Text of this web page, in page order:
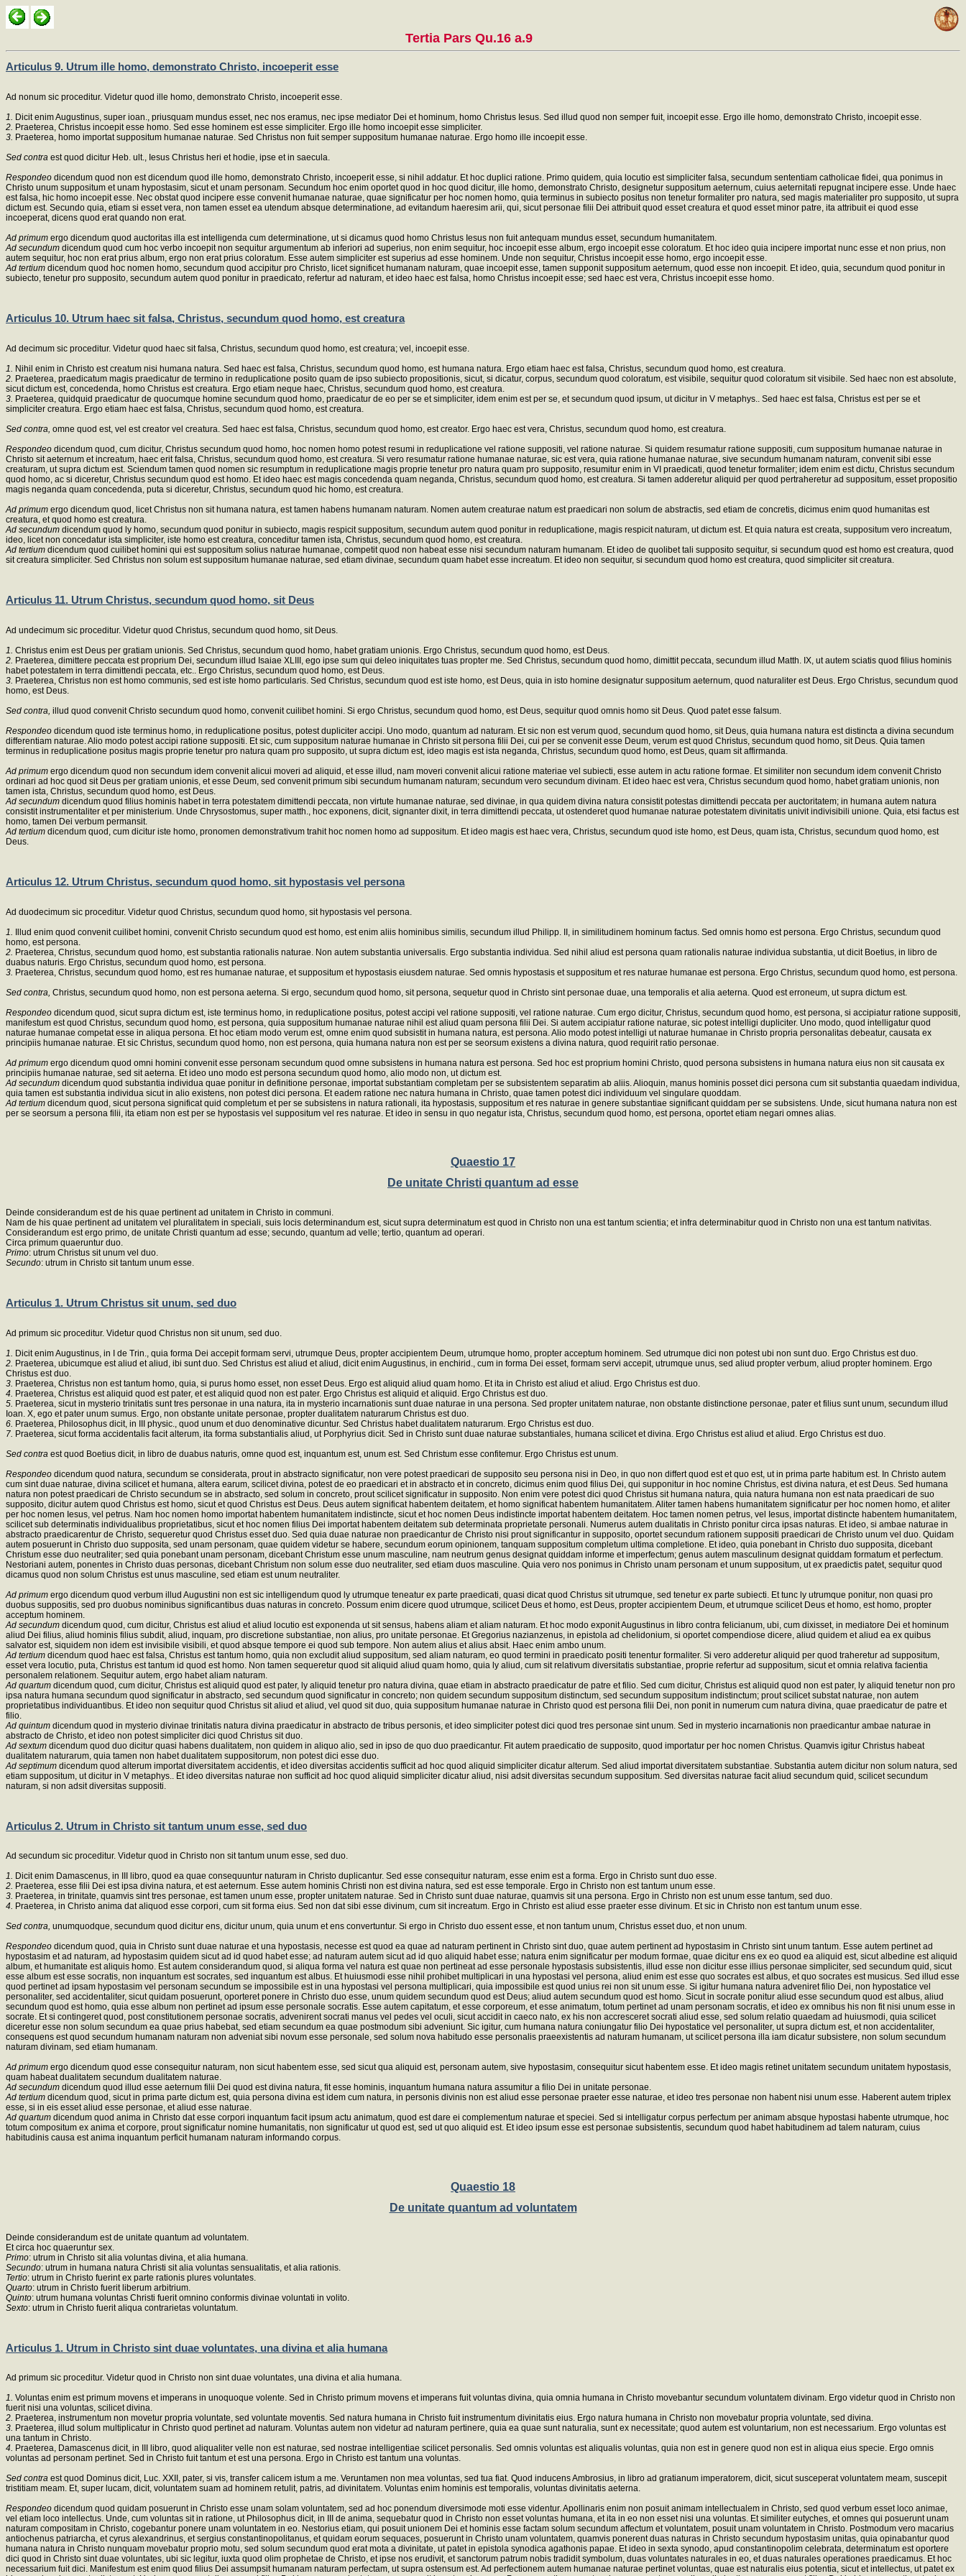
Tertia Pars Qu.16 a.9
Articulus 9. Utrum ille homo, demonstrato Christo, incoeperit esse
Ad nonum sic proceditur. Videtur quod ille homo, demonstrato Christo, incoeperit esse.
1. Dicit enim Augustinus, super ioan., priusquam mundus esset, nec nos eramus, nec ipse mediator Dei et hominum, homo Christus Iesus. Sed illud quod non semper fuit, incoepit esse. Ergo ille homo, demonstrato Christo, incoepit esse.
2. Praeterea, Christus incoepit esse homo. Sed esse hominem est esse simpliciter. Ergo ille homo incoepit esse simpliciter.
3. Praeterea, homo importat suppositum humanae naturae. Sed Christus non fuit semper suppositum humanae naturae. Ergo homo ille incoepit esse.
Sed contra est quod dicitur Heb. ult., Iesus Christus heri et hodie, ipse et in saecula.
Respondeo dicendum quod non est dicendum quod ille homo, demonstrato Christo, incoeperit esse, si nihil addatur. Et hoc duplici ratione. Primo quidem, quia locutio est simpliciter falsa, secundum sententiam catholicae fidei, qua ponimus in
Christo unum suppositum et unam hypostasim, sicut et unam personam. Secundum hoc enim oportet quod in hoc quod dicitur, ille homo, demonstrato Christo, designetur suppositum aeternum, cuius aeternitati repugnat incipere esse. Unde haec
est falsa, hic homo incoepit esse. Nec obstat quod incipere esse convenit humanae naturae, quae significatur per hoc nomen homo, quia terminus in subiecto positus non tenetur formaliter pro natura, sed magis materialiter pro supposito, ut supra
dictum est. Secundo quia, etiam si esset vera, non tamen esset ea utendum absque determinatione, ad evitandum haeresim arii, qui, sicut personae filii Dei attribuit quod esset creatura et quod esset minor patre, ita attribuit ei quod esse
incoeperat, dicens quod erat quando non erat.
Ad primum ergo dicendum quod auctoritas illa est intelligenda cum determinatione, ut si dicamus quod homo Christus Iesus non fuit antequam mundus esset, secundum humanitatem.
Ad secundum dicendum quod cum hoc verbo incoepit non sequitur argumentum ab inferiori ad superius, non enim sequitur, hoc incoepit esse album, ergo incoepit esse coloratum. Et hoc ideo quia incipere importat nunc esse et non prius, non
autem sequitur, hoc non erat prius album, ergo non erat prius coloratum. Esse autem simpliciter est superius ad esse hominem. Unde non sequitur, Christus incoepit esse homo, ergo incoepit esse.
Ad tertium dicendum quod hoc nomen homo, secundum quod accipitur pro Christo, licet significet humanam naturam, quae incoepit esse, tamen supponit suppositum aeternum, quod esse non incoepit. Et ideo, quia, secundum quod ponitur in
subiecto, tenetur pro supposito, secundum autem quod ponitur in praedicato, refertur ad naturam, et ideo haec est falsa, homo Christus incoepit esse; sed haec est vera, Christus incoepit esse homo.
Articulus 10. Utrum haec sit falsa, Christus, secundum quod homo, est creatura
Ad decimum sic proceditur. Videtur quod haec sit falsa, Christus, secundum quod homo, est creatura; vel, incoepit esse.
1.
Nihil enim in Christo est creatum nisi humana natura. Sed haec est falsa, Christus, secundum quod homo, est humana natura. Ergo etiam haec est falsa, Christus, secundum quod homo, est creatura.
2. Praeterea, praedicatum magis praedicatur de termino in reduplicatione posito quam de ipso subiecto propositionis, sicut, si dicatur, corpus, secundum quod coloratum, est visibile, sequitur quod coloratum sit visibile. Sed haec non est absolute,
sicut dictum est, concedenda, homo Christus est creatura. Ergo etiam neque haec, Christus, secundum quod homo, est creatura.
3. Praeterea, quidquid praedicatur de quocumque homine secundum quod homo, praedicatur de eo per se et simpliciter, idem enim est per se, et secundum quod ipsum, ut dicitur in V metaphys.. Sed haec est falsa, Christus est per se et
simpliciter creatura. Ergo etiam haec est falsa, Christus, secundum quod homo, est creatura.
Sed contra, omne quod est, vel est creator vel creatura. Sed haec est falsa, Christus, secundum quod homo, est creator. Ergo haec est vera, Christus, secundum quod homo, est creatura.
Respondeo dicendum quod, cum dicitur, Christus secundum quod homo, hoc nomen homo potest resumi in reduplicatione vel ratione suppositi, vel ratione naturae. Si quidem resumatur ratione suppositi, cum suppositum humanae naturae in
Christo sit aeternum et increatum, haec erit falsa, Christus, secundum quod homo, est creatura. Si vero resumatur ratione humanae naturae, sic est vera, quia ratione humanae naturae, sive secundum humanam naturam, convenit sibi esse
creaturam, ut supra dictum est. Sciendum tamen quod nomen sic resumptum in reduplicatione magis proprie tenetur pro natura quam pro supposito, resumitur enim in VI praedicati, quod tenetur formaliter; idem enim est dictu, Christus secundum
quod homo, ac si diceretur, Christus secundum quod est homo. Et ideo haec est magis concedenda quam neganda, Christus, secundum quod homo, est creatura. Si tamen adderetur aliquid per quod pertraheretur ad suppositum, esset propositio
magis neganda quam concedenda, puta si diceretur, Christus, secundum quod hic homo, est creatura.
Ad primum ergo dicendum quod, licet Christus non sit humana natura, est tamen habens humanam naturam. Nomen autem creaturae natum est praedicari non solum de abstractis, sed etiam de concretis, dicimus enim quod humanitas est
creatura, et quod homo est creatura.
Ad secundum dicendum quod ly homo, secundum quod ponitur in subiecto, magis respicit suppositum, secundum autem quod ponitur in reduplicatione, magis respicit naturam, ut dictum est. Et quia natura est creata, suppositum vero increatum,
ideo, licet non concedatur ista simpliciter, iste homo est creatura, conceditur tamen ista, Christus, secundum quod homo, est creatura.
Ad tertium dicendum quod cuilibet homini qui est suppositum solius naturae humanae, competit quod non habeat esse nisi secundum naturam humanam. Et ideo de quolibet tali supposito sequitur, si secundum quod est homo est creatura, quod
sit creatura simpliciter. Sed Christus non solum est suppositum humanae naturae, sed etiam divinae, secundum quam habet esse increatum. Et ideo non sequitur, si secundum quod homo est creatura, quod simpliciter sit creatura.
Articulus 11. Utrum Christus, secundum quod homo, sit Deus
Ad undecimum sic proceditur. Videtur quod Christus, secundum quod homo, sit Deus.
1. Christus enim est Deus per gratiam unionis. Sed Christus, secundum quod homo, habet gratiam unionis. Ergo Christus, secundum quod homo, est Deus.
2. Praeterea, dimittere peccata est proprium Dei, secundum illud Isaiae XLIII, ego ipse sum qui deleo iniquitates tuas propter me. Sed Christus, secundum quod homo, dimittit peccata, secundum illud Matth. IX, ut autem sciatis quod filius hominis
habet potestatem in terra dimittendi peccata, etc.. Ergo Christus, secundum quod homo, est Deus.
3. Praeterea, Christus non est homo communis, sed est iste homo particularis. Sed Christus, secundum quod est iste homo, est Deus, quia in isto homine designatur suppositum aeternum, quod naturaliter est Deus. Ergo Christus, secundum quod
homo, est Deus.
Sed contra, illud quod convenit Christo secundum quod homo, convenit cuilibet homini. Si ergo Christus, secundum quod homo, est Deus, sequitur quod omnis homo sit Deus. Quod patet esse falsum.
Respondeo dicendum quod iste terminus homo, in reduplicatione positus, potest dupliciter accipi. Uno modo, quantum ad naturam. Et sic non est verum quod, secundum quod homo, sit Deus, quia humana natura est distincta a divina secundum
differentiam naturae. Alio modo potest accipi ratione suppositi. Et sic, cum suppositum naturae humanae in Christo sit persona filii Dei, cui per se convenit esse Deum, verum est quod Christus, secundum quod homo, sit Deus. Quia tamen
terminus in reduplicatione positus magis proprie tenetur pro natura quam pro supposito, ut supra dictum est, ideo magis est ista neganda, Christus, secundum quod homo, est Deus, quam sit affirmanda.
Ad primum ergo dicendum quod non secundum idem convenit alicui moveri ad aliquid, et esse illud, nam moveri convenit alicui ratione materiae vel subiecti, esse autem in actu ratione formae. Et similiter non secundum idem convenit Christo
ordinari ad hoc quod sit Deus per gratiam unionis, et esse Deum, sed convenit primum sibi secundum humanam naturam; secundum vero secundum divinam. Et ideo haec est vera, Christus secundum quod homo, habet gratiam unionis, non
tamen ista, Christus, secundum quod homo, est Deus.
Ad secundum dicendum quod filius hominis habet in terra potestatem dimittendi peccata, non virtute humanae naturae, sed divinae, in qua quidem divina natura consistit potestas dimittendi peccata per auctoritatem; in humana autem natura
consistit instrumentaliter et per ministerium. Unde Chrysostomus, super matth., hoc exponens, dicit, signanter dixit, in terra dimittendi peccata, ut ostenderet quod humanae naturae potestatem divinitatis univit indivisibili unione. Quia, etsi factus est
homo, tamen Dei verbum permansit.
Ad tertium dicendum quod, cum dicitur iste homo, pronomen demonstrativum trahit hoc nomen homo ad suppositum. Et ideo magis est haec vera, Christus, secundum quod iste homo, est Deus, quam ista, Christus, secundum quod homo, est
Deus.
Articulus 12. Utrum Christus, secundum quod homo, sit hypostasis vel persona
Ad duodecimum sic proceditur. Videtur quod Christus, secundum quod homo, sit hypostasis vel persona.
1.
Illud enim quod convenit cuilibet homini, convenit Christo secundum quod est homo, est enim aliis hominibus similis, secundum illud Philipp. II, in similitudinem hominum factus. Sed omnis homo est persona. Ergo Christus, secundum quod
homo, est persona.
2. Praeterea, Christus, secundum quod homo, est substantia rationalis naturae. Non autem substantia universalis. Ergo substantia individua. Sed nihil aliud est persona quam rationalis naturae individua substantia, ut dicit Boetius, in libro de
duabus naturis. Ergo Christus, secundum quod homo, est persona.
3. Praeterea, Christus, secundum quod homo, est res humanae naturae, et suppositum et hypostasis eiusdem naturae. Sed omnis hypostasis et suppositum et res naturae humanae est persona. Ergo Christus, secundum quod homo, est persona.
Sed contra, Christus, secundum quod homo, non est persona aeterna. Si ergo, secundum quod homo, sit persona, sequetur quod in Christo sint personae duae, una temporalis et alia aeterna. Quod est erroneum, ut supra dictum est.
Respondeo dicendum quod, sicut supra dictum est, iste terminus homo, in reduplicatione positus, potest accipi vel ratione suppositi, vel ratione naturae. Cum ergo dicitur, Christus, secundum quod homo, est persona, si accipiatur ratione suppositi,
manifestum est quod Christus, secundum quod homo, est persona, quia suppositum humanae naturae nihil est aliud quam persona filii Dei. Si autem accipiatur ratione naturae, sic potest intelligi dupliciter. Uno modo, quod intelligatur quod
naturae humanae competat esse in aliqua persona. Et hoc etiam modo verum est, omne enim quod subsistit in humana natura, est persona. Alio modo potest intelligi ut naturae humanae in Christo propria personalitas debeatur, causata ex
principiis humanae naturae. Et sic Christus, secundum quod homo, non est persona, quia humana natura non est per se seorsum existens a divina natura, quod requirit ratio personae.
Ad primum ergo dicendum quod omni homini convenit esse personam secundum quod omne subsistens in humana natura est persona. Sed hoc est proprium homini Christo, quod persona subsistens in humana natura eius non sit causata ex
principiis humanae naturae, sed sit aeterna. Et ideo uno modo est persona secundum quod homo, alio modo non, ut dictum est.
Ad secundum dicendum quod substantia individua quae ponitur in definitione personae, importat substantiam completam per se subsistentem separatim ab aliis. Alioquin, manus hominis posset dici persona cum sit substantia quaedam individua,
quia tamen est substantia individua sicut in alio existens, non potest dici persona. Et eadem ratione nec natura humana in Christo, quae tamen potest dici individuum vel singulare quoddam.
Ad tertium dicendum quod, sicut persona significat quid completum et per se subsistens in natura rationali, ita hypostasis, suppositum et res naturae in genere substantiae significant quiddam per se subsistens. Unde, sicut humana natura non est
per se seorsum a persona filii, ita etiam non est per se hypostasis vel suppositum vel res naturae. Et ideo in sensu in quo negatur ista, Christus, secundum quod homo, est persona, oportet etiam negari omnes alias.
Quaestio 17
De unitate Christi quantum ad esse
Deinde considerandum est de his quae pertinent ad unitatem in Christo in communi.
Nam de his quae pertinent ad unitatem vel pluralitatem in speciali, suis locis determinandum est, sicut supra determinatum est quod in Christo non una est tantum scientia; et infra determinabitur quod in Christo non una est tantum nativitas.
Considerandum est ergo primo, de unitate Christi quantum ad esse; secundo, quantum ad velle; tertio, quantum ad operari.
Circa primum quaeruntur duo.
Primo: utrum Christus sit unum vel duo.
Secundo: utrum in Christo sit tantum unum esse.
Articulus 1. Utrum Christus sit unum, sed duo
Ad primum sic proceditur. Videtur quod Christus non sit unum, sed duo.
1.
Dicit enim Augustinus, in I de Trin., quia forma Dei accepit formam servi, utrumque Deus, propter accipientem Deum, utrumque homo, propter acceptum hominem. Sed utrumque dici non potest ubi non sunt duo. Ergo Christus est duo.
2. Praeterea, ubicumque est aliud et aliud, ibi sunt duo. Sed Christus est aliud et aliud, dicit enim Augustinus, in enchirid., cum in forma Dei esset, formam servi accepit, utrumque unus, sed aliud propter verbum, aliud propter hominem. Ergo
Christus est duo.
3. Praeterea, Christus non est tantum homo, quia, si purus homo esset, non esset Deus. Ergo est aliquid aliud quam homo. Et ita in Christo est aliud et aliud. Ergo Christus est duo.
4. Praeterea, Christus est aliquid quod est pater, et est aliquid quod non est pater. Ergo Christus est aliquid et aliquid. Ergo Christus est duo.
5. Praeterea, sicut in mysterio trinitatis sunt tres personae in una natura, ita in mysterio incarnationis sunt duae naturae in una persona. Sed propter unitatem naturae, non obstante distinctione personae, pater et filius sunt unum, secundum illud
Ioan. X, ego et pater unum sumus. Ergo, non obstante unitate personae, propter dualitatem naturarum Christus est duo.
6. Praeterea, Philosophus dicit, in III physic., quod unum et duo denominative dicuntur. Sed Christus habet dualitatem naturarum. Ergo Christus est duo.
7. Praeterea, sicut forma accidentalis facit alterum, ita forma substantialis aliud, ut Porphyrius dicit. Sed in Christo sunt duae naturae substantiales, humana scilicet et divina. Ergo Christus est aliud et aliud. Ergo Christus est duo.
Sed contra est quod Boetius dicit, in libro de duabus naturis, omne quod est, inquantum est, unum est. Sed Christum esse confitemur. Ergo Christus est unum.
Respondeo dicendum quod natura, secundum se considerata, prout in abstracto significatur, non vere potest praedicari de supposito seu persona nisi in Deo, in quo non differt quod est et quo est, ut in prima parte habitum est. In Christo autem
cum sint duae naturae, divina scilicet et humana, altera earum, scilicet divina, potest de eo praedicari et in abstracto et in concreto, dicimus enim quod filius Dei, qui supponitur in hoc nomine Christus, est divina natura, et est Deus. Sed humana
natura non potest praedicari de Christo secundum se in abstracto, sed solum in concreto, prout scilicet significatur in supposito. Non enim vere potest dici quod Christus sit humana natura, quia natura humana non est nata praedicari de suo
supposito, dicitur autem quod Christus est homo, sicut et quod Christus est Deus. Deus autem significat habentem deitatem, et homo significat habentem humanitatem. Aliter tamen habens humanitatem significatur per hoc nomen homo, et aliter
per hoc nomen Iesus, vel petrus. Nam hoc nomen homo importat habentem humanitatem indistincte, sicut et hoc nomen Deus indistincte importat habentem deitatem. Hoc tamen nomen petrus, vel Iesus, importat distincte habentem humanitatem,
scilicet sub determinatis individualibus proprietatibus, sicut et hoc nomen filius Dei importat habentem deitatem sub determinata proprietate personali. Numerus autem dualitatis in Christo ponitur circa ipsas naturas. Et ideo, si ambae naturae in
abstracto praedicarentur de Christo, sequeretur quod Christus esset duo. Sed quia duae naturae non praedicantur de Christo nisi prout significantur in supposito, oportet secundum rationem suppositi praedicari de Christo unum vel duo. Quidam
autem posuerunt in Christo duo supposita, sed unam personam, quae quidem videtur se habere, secundum eorum opinionem, tanquam suppositum completum ultima completione. Et ideo, quia ponebant in Christo duo supposita, dicebant
Christum esse duo neutraliter; sed quia ponebant unam personam, dicebant Christum esse unum masculine, nam neutrum genus designat quiddam informe et imperfectum; genus autem masculinum designat quiddam formatum et perfectum.
Nestoriani autem, ponentes in Christo duas personas, dicebant Christum non solum esse duo neutraliter, sed etiam duos masculine. Quia vero nos ponimus in Christo unam personam et unum suppositum, ut ex praedictis patet, sequitur quod
dicamus quod non solum Christus est unus masculine, sed etiam est unum neutraliter.
Ad primum ergo dicendum quod verbum illud Augustini non est sic intelligendum quod ly utrumque teneatur ex parte praedicati, quasi dicat quod Christus sit utrumque, sed tenetur ex parte subiecti. Et tunc ly utrumque ponitur, non quasi pro
duobus suppositis, sed pro duobus nominibus significantibus duas naturas in concreto. Possum enim dicere quod utrumque, scilicet Deus et homo, est Deus, propter accipientem Deum, et utrumque scilicet Deus et homo, est homo, propter
acceptum hominem.
Ad secundum dicendum quod, cum dicitur, Christus est aliud et aliud locutio est exponenda ut sit sensus, habens aliam et aliam naturam. Et hoc modo exponit Augustinus in libro contra felicianum, ubi, cum dixisset, in mediatore Dei et hominum
aliud Dei filius, aliud hominis filius subdit, aliud, inquam, pro discretione substantiae, non alius, pro unitate personae. Et Gregorius nazianzenus, in epistola ad chelidonium, si oportet compendiose dicere, aliud quidem et aliud ea ex quibus
salvator est, siquidem non idem est invisibile visibili, et quod absque tempore ei quod sub tempore. Non autem alius et alius absit. Haec enim ambo unum.
Ad tertium dicendum quod haec est falsa, Christus est tantum homo, quia non excludit aliud suppositum, sed aliam naturam, eo quod termini in praedicato positi tenentur formaliter. Si vero adderetur aliquid per quod traheretur ad suppositum,
esset vera locutio, puta, Christus est tantum id quod est homo. Non tamen sequeretur quod sit aliquid aliud quam homo, quia ly aliud, cum sit relativum diversitatis substantiae, proprie refertur ad suppositum, sicut et omnia relativa facientia
personalem relationem. Sequitur autem, ergo habet aliam naturam.
Ad quartum dicendum quod, cum dicitur, Christus est aliquid quod est pater, ly aliquid tenetur pro natura divina, quae etiam in abstracto praedicatur de patre et filio. Sed cum dicitur, Christus est aliquid quod non est pater, ly aliquid tenetur non pro
ipsa natura humana secundum quod significatur in abstracto, sed secundum quod significatur in concreto; non quidem secundum suppositum distinctum, sed secundum suppositum indistinctum; prout scilicet substat naturae, non autem
proprietatibus individuantibus. Et ideo non sequitur quod Christus sit aliud et aliud, vel quod sit duo, quia suppositum humanae naturae in Christo quod est persona filii Dei, non ponit in numerum cum natura divina, quae praedicatur de patre et
filio.
Ad quintum dicendum quod in mysterio divinae trinitatis natura divina praedicatur in abstracto de tribus personis, et ideo simpliciter potest dici quod tres personae sint unum. Sed in mysterio incarnationis non praedicantur ambae naturae in
abstracto de Christo, et ideo non potest simpliciter dici quod Christus sit duo.
Ad sextum dicendum quod duo dicitur quasi habens dualitatem, non quidem in aliquo alio, sed in ipso de quo duo praedicantur. Fit autem praedicatio de supposito, quod importatur per hoc nomen Christus. Quamvis igitur Christus habeat
dualitatem naturarum, quia tamen non habet dualitatem suppositorum, non potest dici esse duo.
Ad septimum dicendum quod alterum importat diversitatem accidentis, et ideo diversitas accidentis sufficit ad hoc quod aliquid simpliciter dicatur alterum. Sed aliud importat diversitatem substantiae. Substantia autem dicitur non solum natura, sed
etiam suppositum, ut dicitur in V metaphys.. Et ideo diversitas naturae non sufficit ad hoc quod aliquid simpliciter dicatur aliud, nisi adsit diversitas secundum suppositum. Sed diversitas naturae facit aliud secundum quid, scilicet secundum
naturam, si non adsit diversitas suppositi.
Articulus 2. Utrum in Christo sit tantum unum esse, sed duo
Ad secundum sic proceditur. Videtur quod in Christo non sit tantum unum esse, sed duo.
1. Dicit enim Damascenus, in III libro, quod ea quae consequuntur naturam in Christo duplicantur. Sed esse consequitur naturam, esse enim est a forma. Ergo in Christo sunt duo esse.
2. Praeterea, esse filii Dei est ipsa divina natura, et est aeternum. Esse autem hominis Christi non est divina natura, sed est esse temporale. Ergo in Christo non est tantum unum esse.
3. Praeterea, in trinitate, quamvis sint tres personae, est tamen unum esse, propter unitatem naturae. Sed in Christo sunt duae naturae, quamvis sit una persona. Ergo in Christo non est unum esse tantum, sed duo.
4. Praeterea, in Christo anima dat aliquod esse corpori, cum sit forma eius. Sed non dat sibi esse divinum, cum sit increatum. Ergo in Christo est aliud esse praeter esse divinum. Et sic in Christo non est tantum unum esse.
Sed contra, unumquodque, secundum quod dicitur ens, dicitur unum, quia unum et ens convertuntur. Si ergo in Christo duo essent esse, et non tantum unum, Christus esset duo, et non unum.
Respondeo dicendum quod, quia in Christo sunt duae naturae et una hypostasis, necesse est quod ea quae ad naturam pertinent in Christo sint duo, quae autem pertinent ad hypostasim in Christo sint unum tantum. Esse autem pertinet ad
hypostasim et ad naturam, ad hypostasim quidem sicut ad id quod habet esse; ad naturam autem sicut ad id quo aliquid habet esse; natura enim significatur per modum formae, quae dicitur ens ex eo quod ea aliquid est, sicut albedine est aliquid
album, et humanitate est aliquis homo. Est autem considerandum quod, si aliqua forma vel natura est quae non pertineat ad esse personale hypostasis subsistentis, illud esse non dicitur esse illius personae simpliciter, sed secundum quid, sicut
esse album est esse socratis, non inquantum est socrates, sed inquantum est albus. Et huiusmodi esse nihil prohibet multiplicari in una hypostasi vel persona, aliud enim est esse quo socrates est albus, et quo socrates est musicus. Sed illud esse
quod pertinet ad ipsam hypostasim vel personam secundum se impossibile est in una hypostasi vel persona multiplicari, quia impossibile est quod unius rei non sit unum esse. Si igitur humana natura adveniret filio Dei, non hypostatice vel
personaliter, sed accidentaliter, sicut quidam posuerunt, oporteret ponere in Christo duo esse, unum quidem secundum quod est Deus; aliud autem secundum quod est homo. Sicut in socrate ponitur aliud esse secundum quod est albus, aliud
secundum quod est homo, quia esse album non pertinet ad ipsum esse personale socratis. Esse autem capitatum, et esse corporeum, et esse animatum, totum pertinet ad unam personam socratis, et ideo ex omnibus his non fit nisi unum esse in
socrate. Et si contingeret quod, post constitutionem personae socratis, advenirent socrati manus vel pedes vel oculi, sicut accidit in caeco nato, ex his non accresceret socrati aliud esse, sed solum relatio quaedam ad huiusmodi, quia scilicet
diceretur esse non solum secundum ea quae prius habebat, sed etiam secundum ea quae postmodum sibi adveniunt. Sic igitur, cum humana natura coniungatur filio Dei hypostatice vel personaliter, ut supra dictum est, et non accidentaliter,
consequens est quod secundum humanam naturam non adveniat sibi novum esse personale, sed solum nova habitudo esse personalis praeexistentis ad naturam humanam, ut scilicet persona illa iam dicatur subsistere, non solum secundum
naturam divinam, sed etiam humanam.
Ad primum ergo dicendum quod esse consequitur naturam, non sicut habentem esse, sed sicut qua aliquid est, personam autem, sive hypostasim, consequitur sicut habentem esse. Et ideo magis retinet unitatem secundum unitatem hypostasis,
quam habeat dualitatem secundum dualitatem naturae.
Ad secundum dicendum quod illud esse aeternum filii Dei quod est divina natura, fit esse hominis, inquantum humana natura assumitur a filio Dei in unitate personae.
Ad tertium dicendum quod, sicut in prima parte dictum est, quia persona divina est idem cum natura, in personis divinis non est aliud esse personae praeter esse naturae, et ideo tres personae non habent nisi unum esse. Haberent autem triplex
esse, si in eis esset aliud esse personae, et aliud esse naturae.
Ad quartum dicendum quod anima in Christo dat esse corpori inquantum facit ipsum actu animatum, quod est dare ei complementum naturae et speciei. Sed si intelligatur corpus perfectum per animam absque hypostasi habente utrumque, hoc
totum compositum ex anima et corpore, prout significatur nomine humanitatis, non significatur ut quod est, sed ut quo aliquid est. Et ideo ipsum esse est personae subsistentis, secundum quod habet habitudinem ad talem naturam, cuius
habitudinis causa est anima inquantum perficit humanam naturam informando corpus.
Quaestio 18
De unitate quantum ad voluntatem
Deinde considerandum est de unitate quantum ad voluntatem.
Et circa hoc quaeruntur sex.
Primo: utrum in Christo sit alia voluntas divina, et alia humana.
Secundo: utrum in humana natura Christi sit alia voluntas sensualitatis, et alia rationis.
Tertio: utrum in Christo fuerint ex parte rationis plures voluntates.
Quarto: utrum in Christo fuerit liberum arbitrium.
Quinto: utrum humana voluntas Christi fuerit omnino conformis divinae voluntati in volito.
Sexto: utrum in Christo fuerit aliqua contrarietas voluntatum.
Articulus 1. Utrum in Christo sint duae voluntates, una divina et alia humana
Ad primum sic proceditur. Videtur quod in Christo non sint duae voluntates, una divina et alia humana.
1. Voluntas enim est primum movens et imperans in unoquoque volente. Sed in Christo primum movens et imperans fuit voluntas divina, quia omnia humana in Christo movebantur secundum voluntatem divinam. Ergo videtur quod in Christo non
fuerit nisi una voluntas, scilicet divina.
2. Praeterea, instrumentum non movetur propria voluntate, sed voluntate moventis. Sed natura humana in Christo fuit instrumentum divinitatis eius. Ergo natura humana in Christo non movebatur propria voluntate, sed divina.
3. Praeterea, illud solum multiplicatur in Christo quod pertinet ad naturam. Voluntas autem non videtur ad naturam pertinere, quia ea quae sunt naturalia, sunt ex necessitate; quod autem est voluntarium, non est necessarium. Ergo voluntas est
una tantum in Christo.
4. Praeterea, Damascenus dicit, in III libro, quod aliqualiter velle non est naturae, sed nostrae intelligentiae scilicet personalis. Sed omnis voluntas est aliqualis voluntas, quia non est in genere quod non est in aliqua eius specie. Ergo omnis
voluntas ad personam pertinet. Sed in Christo fuit tantum et est una persona. Ergo in Christo est tantum una voluntas.
Sed contra est quod Dominus dicit, Luc. XXII, pater, si vis, transfer calicem istum a me. Veruntamen non mea voluntas, sed tua fiat. Quod inducens Ambrosius, in libro ad gratianum imperatorem, dicit, sicut susceperat voluntatem meam, suscepit
tristitiam meam. Et, super lucam, dicit, voluntatem suam ad hominem retulit, patris, ad divinitatem. Voluntas enim hominis est temporalis, voluntas divinitatis aeterna.
Respondeo dicendum quod quidam posuerunt in Christo esse unam solam voluntatem, sed ad hoc ponendum diversimode moti esse videntur. Apollinaris enim non posuit animam intellectualem in Christo, sed quod verbum esset loco animae,
vel etiam loco intellectus. Unde, cum voluntas sit in ratione, ut Philosophus dicit, in III de anima, sequebatur quod in Christo non esset voluntas humana, et ita in eo non esset nisi una voluntas. Et similiter eutyches, et omnes qui posuerunt unam
naturam compositam in Christo, cogebantur ponere unam voluntatem in eo. Nestorius etiam, qui posuit unionem Dei et hominis esse factam solum secundum affectum et voluntatem, posuit unam voluntatem in Christo. Postmodum vero macarius
antiochenus patriarcha, et cyrus alexandrinus, et sergius constantinopolitanus, et quidam eorum sequaces, posuerunt in Christo unam voluntatem, quamvis ponerent duas naturas in Christo secundum hypostasim unitas, quia opinabantur quod
humana natura in Christo nunquam movebatur proprio motu, sed solum secundum quod erat mota a divinitate, ut patet in epistola synodica agathonis papae. Et ideo in sexta synodo, apud constantinopolim celebrata, determinatum est oportere
dici quod in Christo sint duae voluntates, ubi sic legitur, iuxta quod olim prophetae de Christo, et ipse nos erudivit, et sanctorum patrum nobis tradidit symbolum, duas voluntates naturales in eo, et duas naturales operationes praedicamus. Et hoc
necessarium fuit dici. Manifestum est enim quod filius Dei assumpsit humanam naturam perfectam, ut supra ostensum est. Ad perfectionem autem humanae naturae pertinet voluntas, quae est naturalis eius potentia, sicut et intellectus, ut patet ex